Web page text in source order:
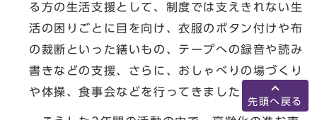
る方の生活支援として、制度では支えきれない生
活の困りごとに目を向け、衣服のボタン付けや布
の裁断といった繕いもの、テープへの録音や読み
書きなどの支援、さらに、おしゃべりの場づくり
や体操、食事会などを行ってきました。
先頭へ戻る